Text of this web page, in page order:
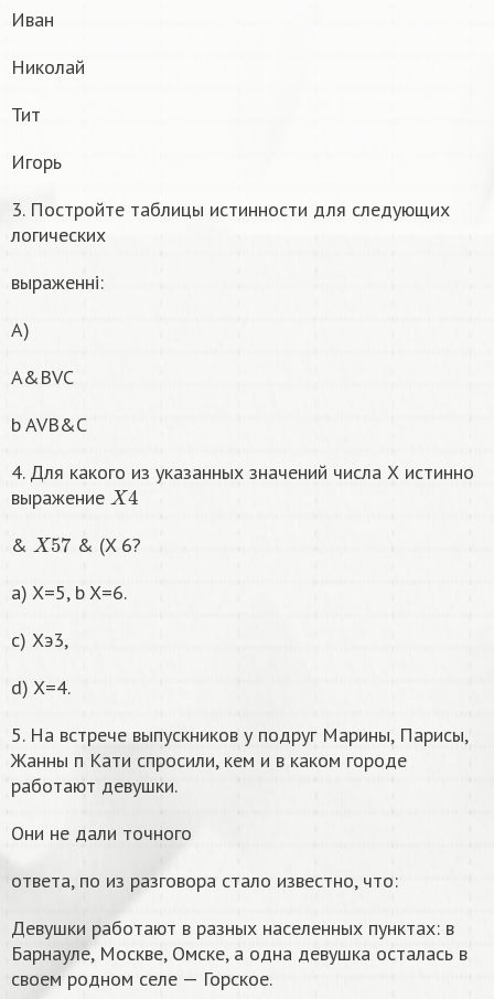
Иван
Николай
Тит
Игорь
3. Постройте таблицы истинности для следующих
логических
выраженні:
A)
A&BVC
b AVB&C
4. Для какого из указанных значений числа Х истинно
выражение X4
& X57 & (X 6?
a) X=5, b X=6.
c) Хэ3,
d) X=4.
5. На встрече выпускников у подруг Марины, Парисы,
Жанны п Кати спросили, кем и в каком городе
работают девушки.
Они не дали точного
ответа, по из разговора стало известно, что:
Девушки работают в разных населенных пунктах: в
Барнауле, Москве, Омске, а одна девушка осталась в
своем родном селе — Горское.